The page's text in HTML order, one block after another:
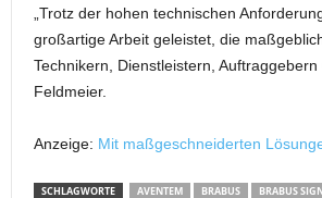
„Trotz der hohen technischen
großartige Arbeit geleistet, die
Technikern, Dienstleistern,
Feldmeier.
Anzeige: Mit maßgeschneiderten
SCHLAGWORTE AVENTEM BRABUS BRABUS